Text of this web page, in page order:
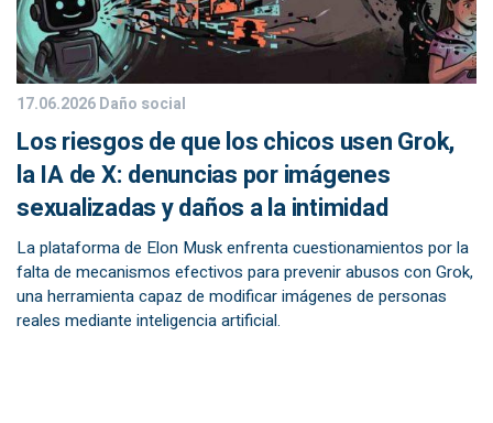
17.06.2026Daño social
Los riesgos de que los chicos usen Grok,
la IA de X: denuncias por imágenes
sexualizadas y daños a la intimidad
La plataforma de Elon Musk enfrenta cuestionamientos por la
falta de mecanismos efectivos para prevenir abusos con Grok,
una herramienta capaz de modificar imágenes de personas
reales mediante inteligencia artificial.